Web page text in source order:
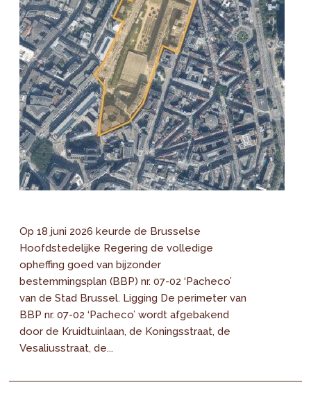
Op 18 juni 2026 keurde de Brusselse
Hoofdstedelijke Regering de volledige
opheffing goed van bijzonder
bestemmingsplan (BBP) nr. 07-02 ‘Pacheco’
van de Stad Brussel. Ligging De perimeter van
BBP nr. 07-02 ‘Pacheco’ wordt afgebakend
door de Kruidtuinlaan, de Koningsstraat, de
Vesaliusstraat, de...